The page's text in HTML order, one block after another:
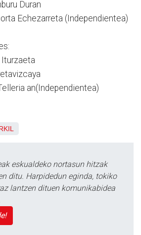
Duran
Echezarreta (Independientea)
an(Independientea)
eskualdeko nortasun hitzak
ditu. Harpidedun eginda, tokiko
lantzen dituen komunikabidea